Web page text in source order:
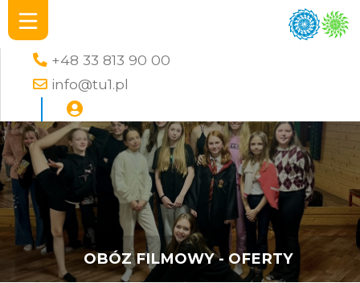
+48 33 813 90 00
info@tu1.pl
OBÓZ FILMOWY - OFERTY